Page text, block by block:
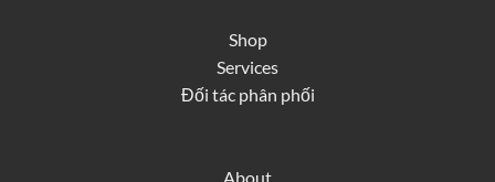
Shop
Services
Đối tác phân phối
About